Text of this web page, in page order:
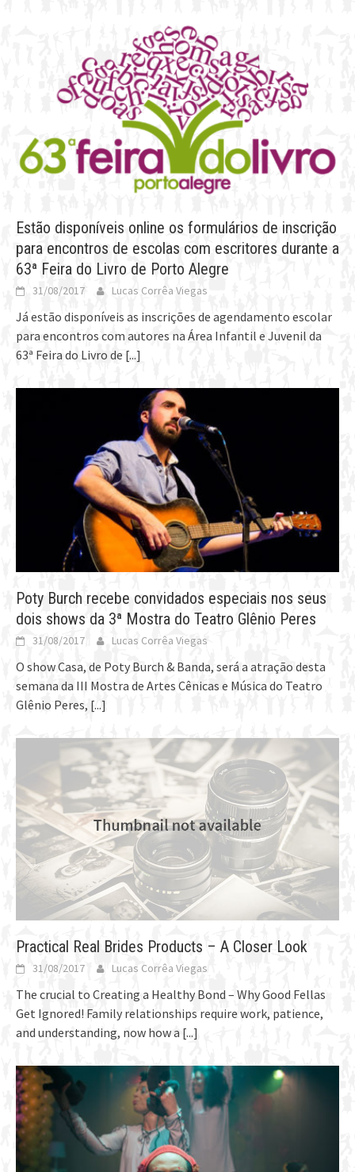
Estão disponíveis online os formulários de inscrição
para encontros de escolas com escritores durante a
63ª Feira do Livro de Porto Alegre
31/08/2017 Lucas Corrêa Viegas
Já estão disponíveis as inscrições de agendamento escolar
para encontros com autores na Área Infantil e Juvenil da
63ª Feira do Livro de [...]
Poty Burch recebe convidados especiais nos seus
dois shows da 3ª Mostra do Teatro Glênio Peres
31/08/2017 Lucas Corrêa Viegas
O show Casa, de Poty Burch & Banda, será a atração desta
semana da III Mostra de Artes Cênicas e Música do Teatro
Glênio Peres, [...]
Practical Real Brides Products – A Closer Look
31/08/2017 Lucas Corrêa Viegas
The crucial to Creating a Healthy Bond – Why Good Fellas
Get Ignored! Family relationships require work, patience,
and understanding, now how a [...]